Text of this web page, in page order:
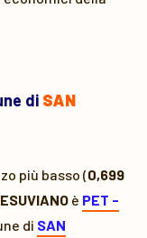
di SAN
più basso (0,699
è PET -
di SAN